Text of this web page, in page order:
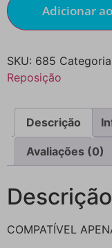
Adicionar
SKU: 685
Reposição
Descrição
Avaliações (0)
Descrição
COMPATÍVEL